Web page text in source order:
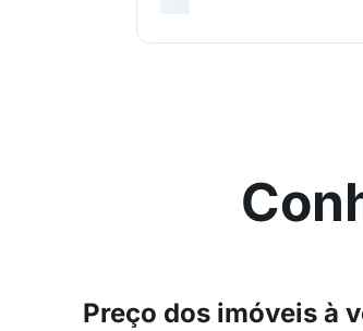
Preço dos imóveis à